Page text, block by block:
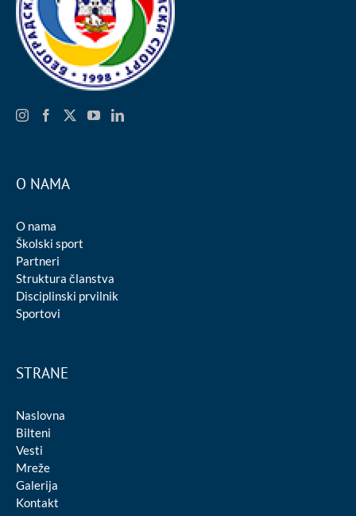
O NAMA
O nama
Školski sport
Partneri
Struktura članstva
Disciplinski prvilnik
Sportovi
STRANE
Naslovna
Bilteni
Vesti
Mreže
Galerija
Kontakt